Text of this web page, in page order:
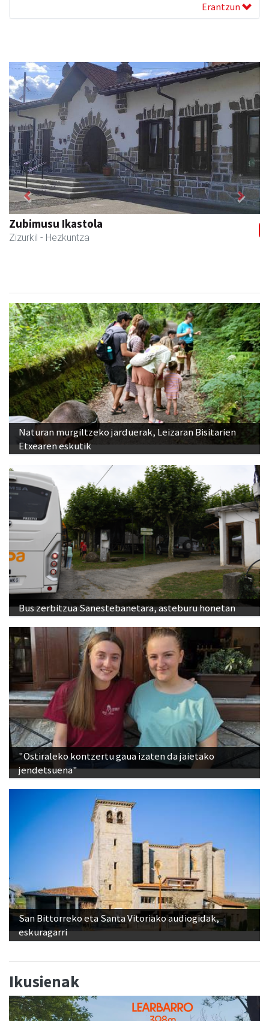
Erantzun
Zubimusu Ikastola
Zizurkil - Hezkuntza
Previous Next
Naturan murgiltzeko jarduerak, Leizaran Bisitarien
Etxearen eskutik
Bus zerbitzua Sanestebanetara, asteburu honetan
"Ostiraleko kontzertu gaua izaten da jaietako
jendetsuena"
San Bittorreko eta Santa Vitoriako audiogidak,
eskuragarri
Ikusienak